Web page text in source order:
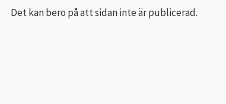
Det kan bero på att sidan inte är publicerad.